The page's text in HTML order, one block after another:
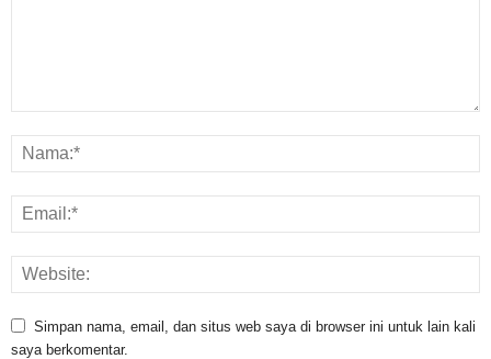
Simpan nama, email, dan situs web saya di browser ini untuk lain kali
saya berkomentar.